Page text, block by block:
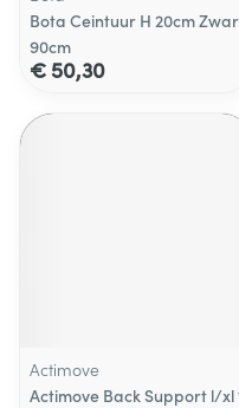
Bota Ceintuur H 20cm
90cm
€ 50,30
Actimove
Actimove Back Support l/xl